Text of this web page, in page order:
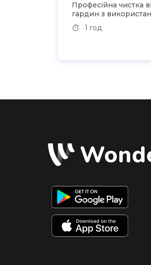
Професійна чистка
гардин з
засобів.
1 год